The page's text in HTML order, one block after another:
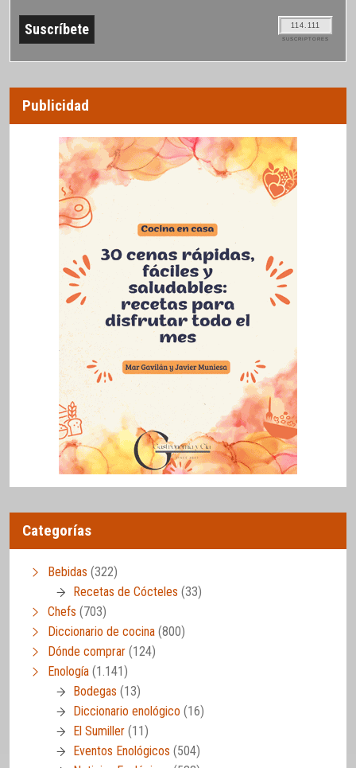
114.111
SUSCRIPTORES
Publicidad
Categorías
Bebidas (322)
Recetas de Cócteles (33)
Chefs (703)
Diccionario de cocina (800)
Dónde comprar (124)
Enología (1.141)
Bodegas (13)
Diccionario enológico (16)
El Sumiller (11)
Eventos Enológicos (504)